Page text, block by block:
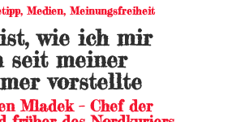
, Medien, Meinungsfreiheit
wie ich mir
seit meiner
vorstellte
Mladek – Chef der